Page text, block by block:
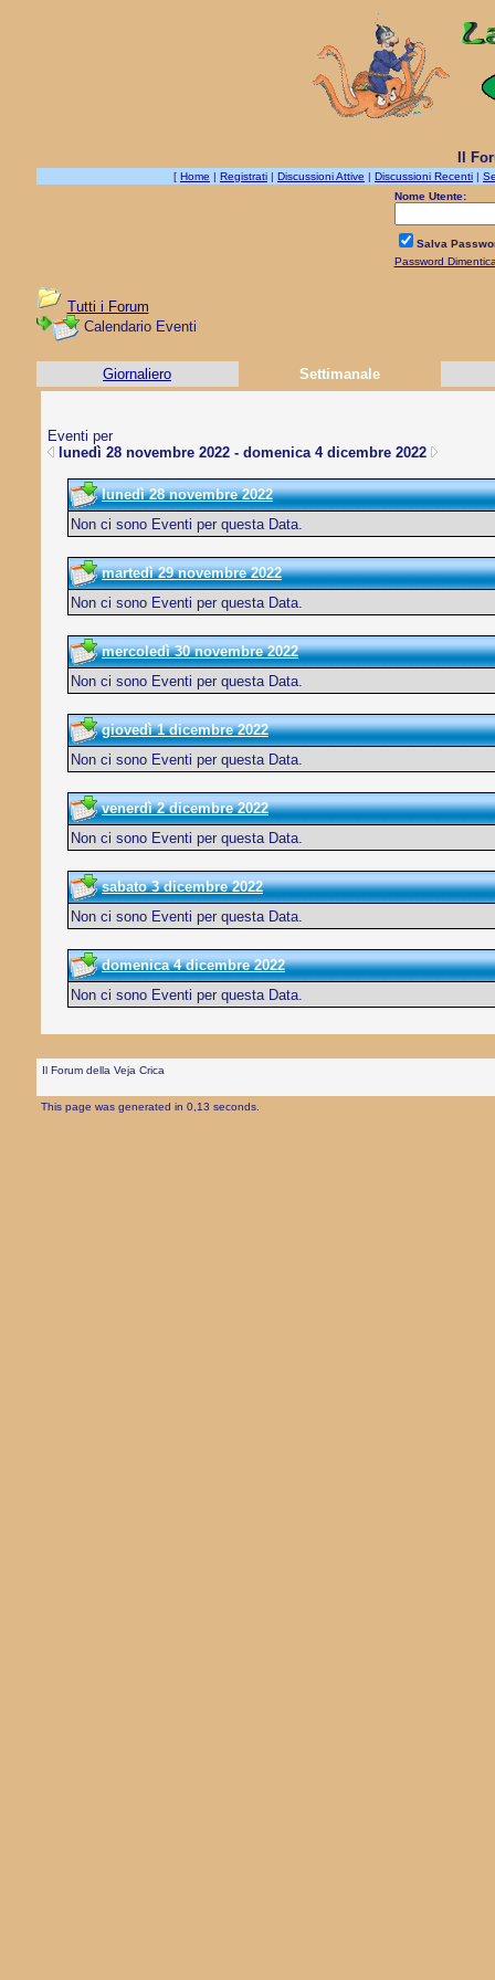
Il
[ Home | Registrati | Discussioni Attive | Discussioni Recenti |
Nome Utente:
Salva
Password
Tutti i Forum
Calendario Eventi
Giornaliero Settimanale
Eventi per
lunedì 28 novembre 2022 - domenica 4 dicembre 2022
lunedì 28 novembre 2022
Non ci sono Eventi per questa Data.
martedì 29 novembre 2022
Non ci sono Eventi per questa Data.
mercoledì 30 novembre 2022
Non ci sono Eventi per questa Data.
giovedì 1 dicembre 2022
Non ci sono Eventi per questa Data.
venerdì 2 dicembre 2022
Non ci sono Eventi per questa Data.
sabato 3 dicembre 2022
Non ci sono Eventi per questa Data.
domenica 4 dicembre 2022
Non ci sono Eventi per questa Data.
Il Forum della Veja Crica
This page was generated in 0,13 seconds.